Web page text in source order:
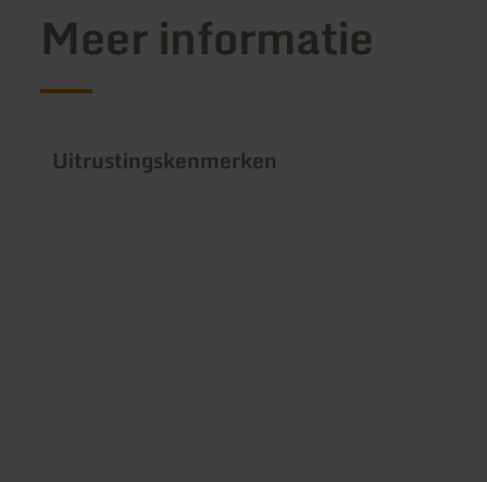
Meer informatie
Uitrustingskenmerken